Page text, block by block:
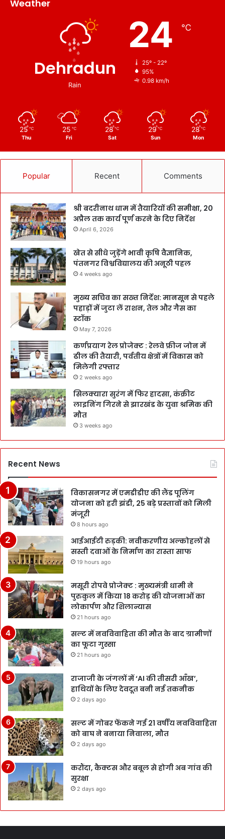
Weather
Dehradun
Rain
24 ℃
25º - 22º
95%
0.98 km/h
25 ℃
Thu
25 ℃
Fri
28 ℃
Sat
29 ℃
Sun
28 ℃
Mon
Popular Recent Comments
श्री बदरीनाथ धाम में तैयारियों की समीक्षा, 20
अप्रैल तक कार्य पूर्ण करने के दिए निर्देश
April 6, 2026
खेत से सीधे जुड़ेंगे भावी कृषि वैज्ञानिक,
पंतनगर विश्वविद्यालय की अनूठी पहल
4 weeks ago
मुख्य सचिव का सख्त निर्देश: मानसून से पहले
पहाड़ों में जुटा लें राशन, तेल और गैस का
स्टॉक
May 7, 2026
कर्णप्रयाग रेल प्रोजेक्ट : रेलवे फ्रीज जोन में
ढील की तैयारी, पर्वतीय क्षेत्रों में विकास को
मिलेगी रफ्तार
2 weeks ago
सिलक्यारा सुरंग में फिर हादसा, कंक्रीट
लाइनिंग गिरने से झारखंड के युवा श्रमिक की
मौत
3 weeks ago
Recent News
विकासनगर में एमडीडीए की लैंड पूलिंग
योजना को हरी झंडी, 25 बड़े प्रस्तावों को मिली
मंजूरी
8 hours ago
आईआईटी रुड़की: नवीकरणीय अल्कोहलों से
सस्ती दवाओं के निर्माण का रास्ता साफ
19 hours ago
मसूरी रोपवे प्रोजेक्ट : मुख्‍यमंत्री धामी ने
पुरुकुल में किया 18 करोड़ की योजनाओं का
लोकार्पण और शिलान्यास
21 hours ago
सल्ट में नवविवाहिता की मौत के बाद ग्रामीणों
का फूटा गुस्सा
21 hours ago
राजाजी के जंगलों में ‘AI की तीसरी आँख’,
हाथियों के लिए देवदूत बनी नई तकनीक
2 days ago
सल्ट में गोबर फेंकने गई 21 वर्षीय नवविवाहिता
को बाघ ने बनाया निवाला, मौत
2 days ago
करौंदा, कैक्टस और बबूल से होगी अब गांव की
सुरक्षा
2 days ago